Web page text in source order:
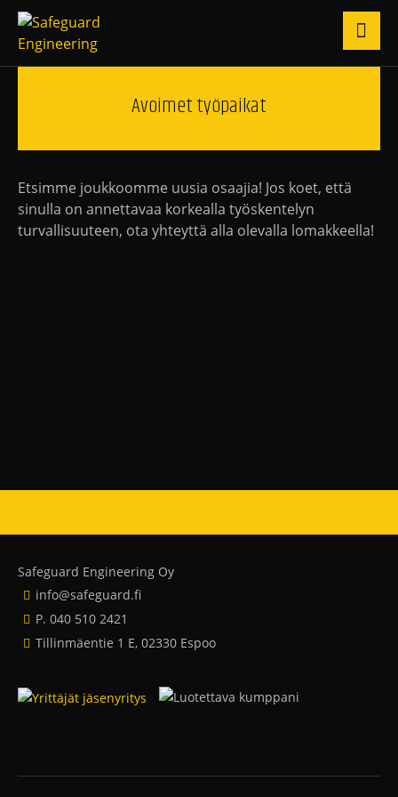
Avoimet työpaikat
Etsimme joukkoomme uusia osaajia! Jos koet, että
sinulla on annettavaa korkealla työskentelyn
turvallisuuteen, ota yhteyttä alla olevalla lomakkeella!
Safeguard Engineering Oy
info@safeguard.fi
P. 040 510 2421
Tillinmäentie 1 E, 02330 Espoo